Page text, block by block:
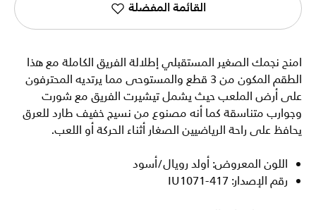
القائمة المفضلة
امنح نجمك الصغير المستقبلي إطلالة الفريق الكاملة مع هذا
الطقم المكون من 3 قطع والمستوحى مما يرتديه المحترفون
على أرض الملعب حيث يشمل تيشيرت الفريق مع شورت
وجوارب متناسقة كما أنه مصنوع من نسيج خفيف طارد للعرق
يحافظ على راحة الرياضيين الصغار أثناء الحركة أو اللعب.
اللون المعروض: أولد رويال/أسود
رقم الإصدار: IU1071-417